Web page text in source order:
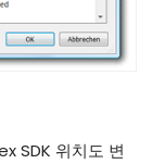
SDK 위치도 변